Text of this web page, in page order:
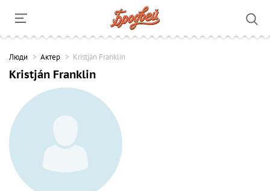
Люди Актер Kristján Franklin
Kristján Franklin